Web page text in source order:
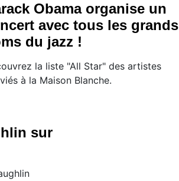
Obama organise un
avec tous les grands
du jazz !
la liste "All Star" des artistes
à la Maison Blanche.
sur